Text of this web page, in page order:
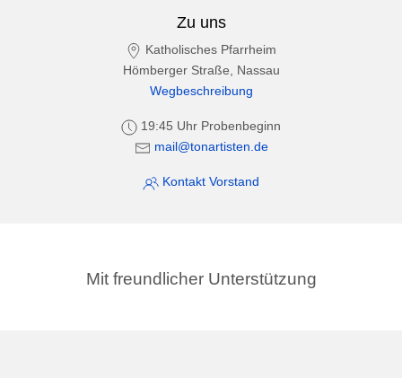
Zu uns
Katholisches Pfarrheim
Hömberger Straße, Nassau
Wegbeschreibung
19:45 Uhr Probenbeginn
mail@tonartisten.de
Kontakt Vorstand
Mit freundlicher Unterstützung